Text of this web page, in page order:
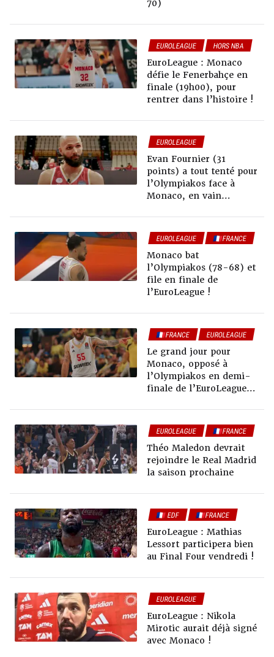
70)
EUROLEAGUE HORS NBA
EuroLeague : Monaco
défie le Fenerbahçe en
finale (19h00), pour
rentrer dans l’histoire !
EUROLEAGUE
Evan Fournier (31
points) a tout tenté pour
l’Olympiakos face à
Monaco, en vain…
EUROLEAGUE 🇫🇷FRANCE
Monaco bat
l’Olympiakos (78-68) et
file en finale de
l’EuroLeague !
🇫🇷FRANCE EUROLEAGUE
Le grand jour pour
Monaco, opposé à
l’Olympiakos en demi-
finale de l’EuroLeague
EUROLEAGUE
🇫🇷FRANCE
HORS NBA
Théo Maledon devrait
rejoindre le Real Madrid
la saison prochaine
🇫🇷 EDF
🇫🇷FRANCE
EUROLEAGUE
EuroLeague : Mathias
Lessort participera bien
au Final Four vendredi !
EUROLEAGUE
EuroLeague : Nikola
Mirotic aurait déjà signé
avec Monaco !